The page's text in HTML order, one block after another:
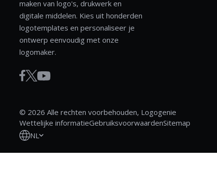
maken van logo's, drukwerk en
digitale middelen. Kies uit honderden
logotemplates en personaliseer je
ontwerp eenvoudig met onze
logomaker.
© 2026 Alle rechten voorbehouden, Logogenie
Wettelijke informatieGebruiksvoorwaardenSitemap
NL